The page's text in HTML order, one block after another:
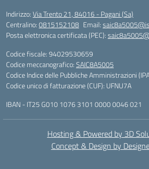
Indirizzo:Via Trento 21, 84016 - Pagani (Sa)
Centralino:0815152108 Email:
Posta elettronica certificata (PEC):
Codice fiscale: 94029530659
Codice meccanografico:SAIC8A5005
Codice Indice delle Pubbliche Amministrazioni
Codice unico di fatturazione (CUF): UFNU7A
IBAN - IT25 G010 1076 3101 0000 0046 021
Hosting & Powered by 3D
Concept & Design by